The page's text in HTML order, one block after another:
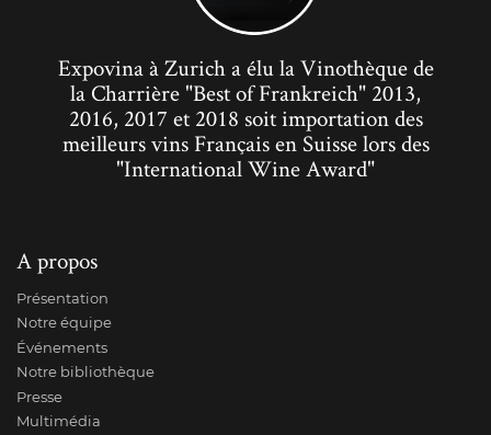
Expovina à Zurich a élu la Vinothèque de
la Charrière "Best of Frankreich" 2013,
2016, 2017 et 2018 soit importation des
meilleurs vins Français en Suisse lors des
"International Wine Award"
A propos
Présentation
Notre équipe
Événements
Notre bibliothèque
Presse
Multimédia